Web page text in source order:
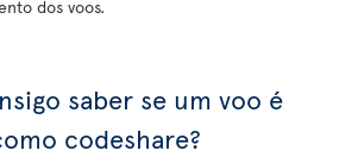
dos voos.
saber se um voo é
codeshare?